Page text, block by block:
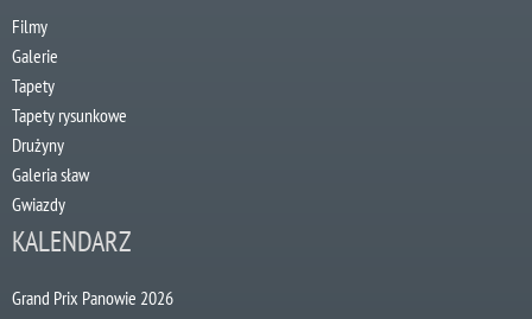
Filmy
Galerie
Tapety
Tapety rysunkowe
Drużyny
Galeria sław
Gwiazdy
KALENDARZ
Grand Prix Panowie 2026